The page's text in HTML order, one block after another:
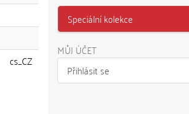
cs_CZ
Speciální kolekce
MŮJ ÚČET
Přihlásit se